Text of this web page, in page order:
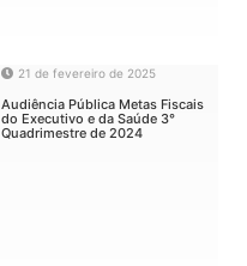
21 de fevereiro de 2025
Audiência Pública Metas Fiscais
do Executivo e da Saúde 3°
Quadrimestre de 2024